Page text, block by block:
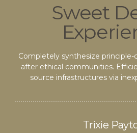
Sweet
Completely synthesize
after ethical communities.
source infrastructures via
Trixie